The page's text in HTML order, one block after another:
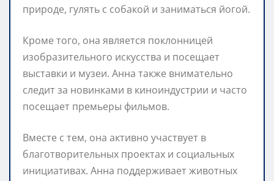
природе, гулять с собакой и заниматься йогой.
Кроме того, она является поклонницей
изобразительного искусства и посещает
выставки и музеи. Анна также внимательно
следит за новинками в киноиндустрии и часто
посещает премьеры фильмов.
Вместе с тем, она активно участвует в
благотворительных проектах и социальных
инициативах. Анна поддерживает животных